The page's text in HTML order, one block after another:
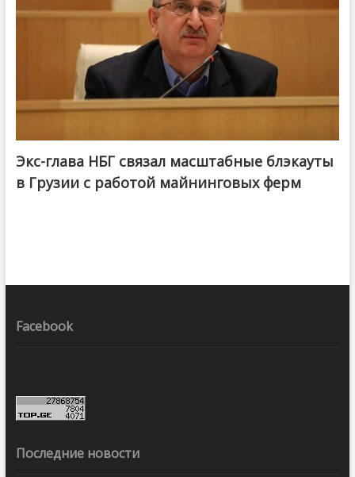
Экс-глава НБГ связал масштабные блэкауты
в Грузии с работой майнинговых ферм
Facebook
Последние новости